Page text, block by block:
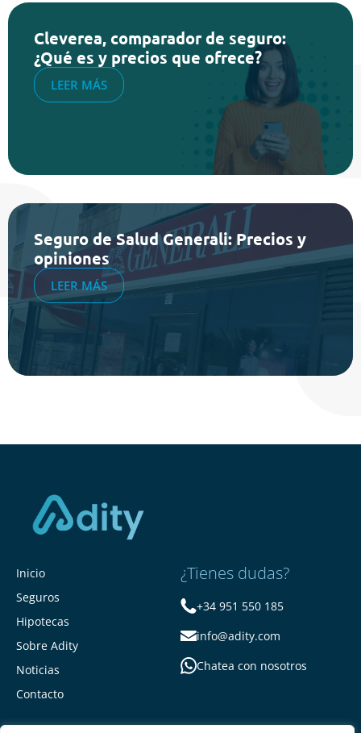
Cleverea, comparador de seguro:
¿Qué es y precios que ofrece?
LEER MÁS
Seguro de Salud Generali: Precios y
opiniones
LEER MÁS
Inicio
Seguros
Hipotecas
Sobre Adity
Noticias
Contacto
¿Tienes dudas?
+34 951 550 185
info@adity.com
Chatea con nosotros